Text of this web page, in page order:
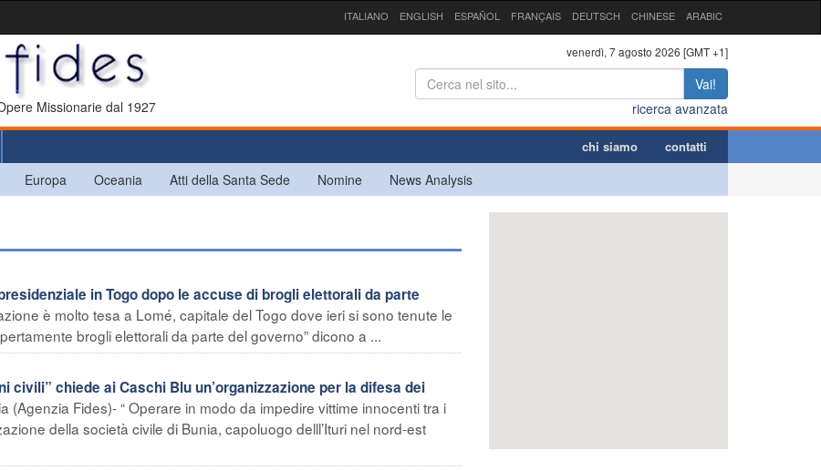
ITALIANO ENGLISH ESPAÑOL FRANÇAIS DEUTSCH CHINESE ARABIC
Missionarie dal 1927
venerdì, 7 agosto 2026 [GMT +1]
Vai!
ricerca avanzata
chi siamo contatti
Europa Oceania Atti della Santa Sede Nomine News Analysis
in Togo dopo le accuse di brogli elettorali da parte
è molto tesa a Lomé, capitale del Togo dove ieri si sono tenute le
brogli elettorali da parte del governo” dicono a ...
civili” chiede ai Caschi Blu un’organizzazione per la difesa dei
(Agenzia Fides)- “ Operare in modo da impedire vittime innocenti tra i
della società civile di Bunia, capoluogo delll’Ituri nel nord-est